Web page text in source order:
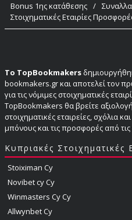
Bonus 1ης κατάθεσης /
Στοιχηματικές Εταιρίες
Το TopBookmakers
bookmakers.gr και αποτελεί τον
για τις νόμιμες στοιχηματικές
TopBookmakers θα βρείτε
στοιχηματικές εταιρείες, σχόλια
μπόνους και τις προσφορές από
Κυπριακές Στοιχηματικές
Stoiximan Cy
Novibet cy Cy
Winmasters Cy Cy
Allwynbet Cy